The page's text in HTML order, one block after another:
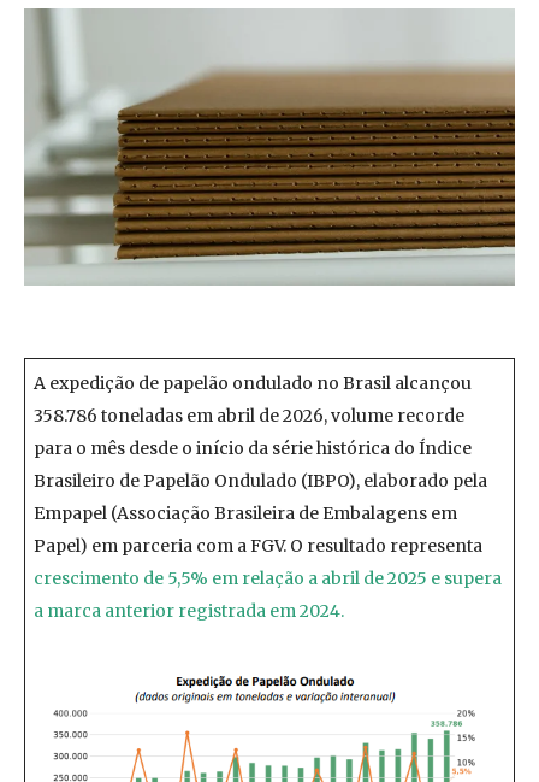
A expedição de papelão ondulado no Brasil alcançou
358.786 toneladas em abril de 2026, volume recorde
para o mês desde o início da série histórica do Índice
Brasileiro de Papelão Ondulado (IBPO), elaborado pela
Empapel (Associação Brasileira de Embalagens em
Papel) em parceria com a FGV. O resultado representa
crescimento de 5,5% em relação a abril de 2025 e supera
a marca anterior registrada em 2024.